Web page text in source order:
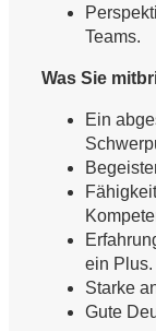
Teams.
Was Sie
Ein
ein Plus.
Starke
Gute